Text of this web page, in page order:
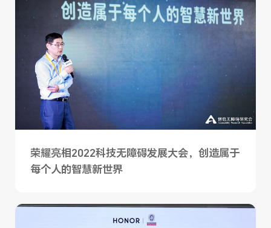
荣耀亮相2022科技无障碍发展大会，创造属于
每个人的智慧新世界